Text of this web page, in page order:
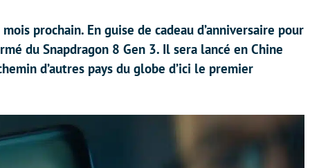
prochain. En guise de cadeau d’anniversaire pour
du Snapdragon 8 Gen 3. Il sera lancé en Chine
d’autres pays du globe d’ici le premier